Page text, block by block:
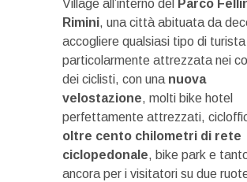
Village all’interno del Parco
Rimini, una città abituata da
accogliere qualsiasi tipo di
particolarmente attrezzata nei
dei ciclisti, con una nuova
velostazione, molti bike hotel
perfettamente attrezzati,
oltre cento chilometri di rete
ciclopedonale, bike park e
ancora per i visitatori su due